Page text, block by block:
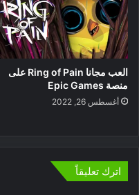
العب مجانا Ring of Pain على
منصة Epic Games
أغسطس 26, 2022
اترك تعليقاً